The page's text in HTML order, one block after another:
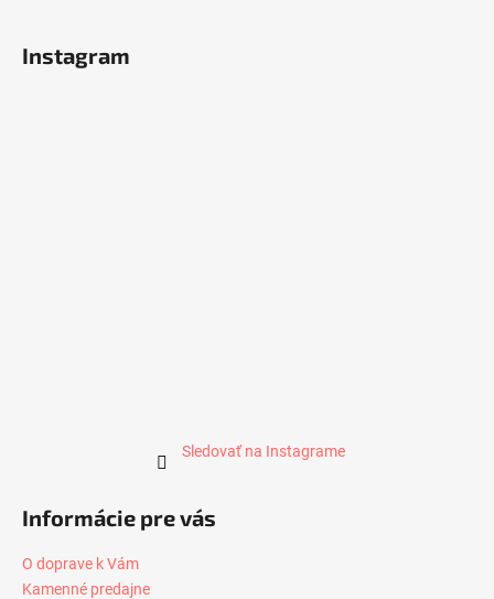
Instagram
Sledovať na Instagrame
Informácie pre vás
O doprave k Vám
Kamenné predajne